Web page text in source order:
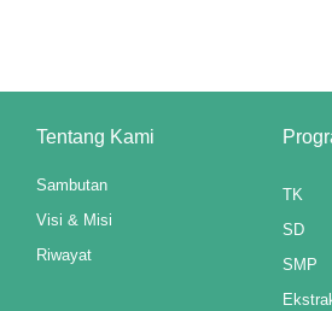
panel
panel
panel
Tentang Kami
Sambutan
Visi & Misi
Riwayat
TK
SD
SMP